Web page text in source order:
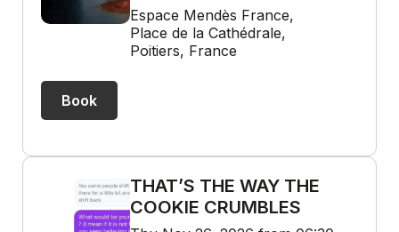
Espace Mendès France,
Place de la Cathédrale,
Poitiers, France
Book
THAT’S THE WAY THE
COOKIE CRUMBLES